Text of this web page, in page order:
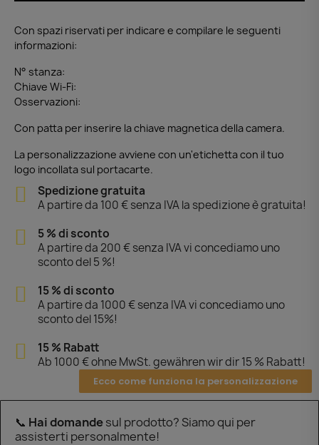
Con spazi riservati per indicare e compilare le seguenti
informazioni:
N° stanza:
Chiave Wi-Fi:
Osservazioni:
Con patta per inserire la chiave magnetica della camera.
La personalizzazione avviene con un'etichetta con il tuo
logo incollata sul portacarte.
Spedizione gratuita
A partire da 100 € senza IVA la spedizione è gratuita!
5 % di sconto
A partire da 200 € senza IVA vi concediamo uno
sconto del 5 %!
15 % di sconto
A partire da 1000 € senza IVA vi concediamo uno
sconto del 15%!
15 % Rabatt
Ab 1000 € ohne MwSt. gewähren wir dir 15 % Rabatt!
Ecco come funziona la personalizzazione
📞 Hai domandesul prodotto? Siamo qui per
assisterti personalmente!